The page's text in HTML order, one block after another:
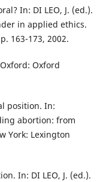
In: DI LEO, J. (ed.).
in applied ethics.
163-173, 2002.
Oxford
position. In:
abortion: from
York: Lexington
In: DI LEO, J. (ed.).